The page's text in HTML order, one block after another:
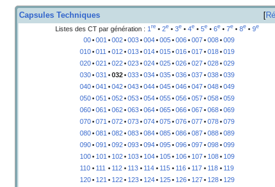
Capsules Techniques
Listes des CT par génération : 1 re • 2e • 3e • 4e • 5e • 6e • 7e • 8e • 9e
00•001 •002•003•004•005•006•007•008•009
010•011 •012•013•014•015•016•017•018•019
020•021 •022•023•024•025•026•027•028•029
030•031 •032•033•034•035•036•037•038•039
040•041 •042•043•044•045•046•047•048•049
050•051 •052•053•054•055•056•057•058•059
060•061 •062•063•064•065•066•067•068•069
070•071 •072•073•074•075•076•077•078•079
080•081 •082•083•084•085•086•087•088•089
090•091 •092•093•094•095•096•097•098•099
100• 101 • 102• 103• 104• 105• 106• 107• 108• 109
110 • 111 • 112 • 113 • 114 • 115 • 116 • 117 • 118 • 119
120• 121 • 122• 123• 124• 125• 126• 127• 128• 129